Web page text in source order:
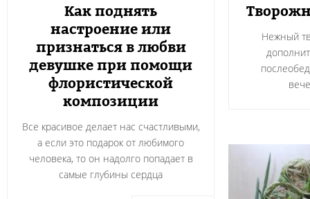
Как поднять
настроение или
признаться в любви
девушке при помощи
флористической
композиции
Все красивое делает нас счастливыми,
а если это подарок от любимого
человека, то он надолго попадает в
самые глубины сердца
Нежный